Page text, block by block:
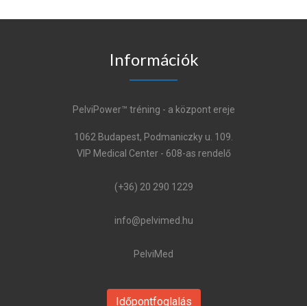
Információk
PelviPower™ tréning - a központ ereje
1062 Budapest, Podmaniczky u. 109.
VIP Medical Center - 608-as rendelő
(+36) 20 290 1229
info@pelvimed.hu
PelviMed
Időpontfoglalás